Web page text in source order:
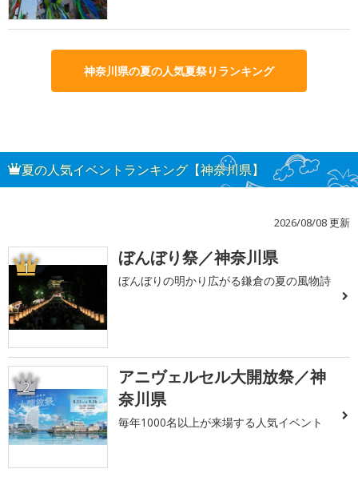
神奈川県の夏の人気夏祭りランキング
夏の人気イベントランキング【神奈川県】
2026/08/08 更新
1 ぼんぼり祭／神奈川県
ぼんぼりの明かり広がる鎌倉の夏の風物詩
2
アニヴェルセル大開放祭／神
奈川県
毎年1000名以上が来場する人気イベント